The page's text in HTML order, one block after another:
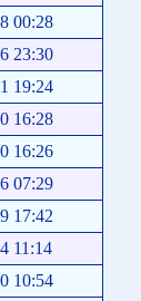
00:28
23:30
19:24
16:28
16:26
07:29
17:42
11:14
10:54